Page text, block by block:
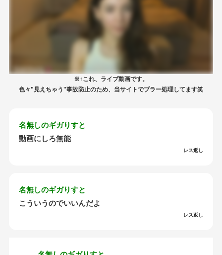
※↑これ、ライブ動画です。
色々"見えちゃう"事故防止のため、当サイトでブラー処理してます笑
名無しのギガりすと
動画にしろ無能
レス返し
名無しのギガりすと
こういうのでいいんだよ
レス返し